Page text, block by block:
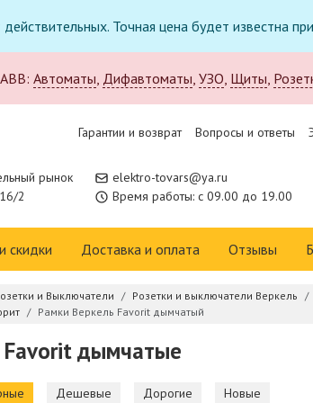
действительных. Точная цена будет
Автоматы, Дифавтоматы, УЗО, Щиты,
Гарантии и возврат Вопросы и ответы
рынок
2
elektro-tovars@ya.ru
Время работы: с 09.00 до 19.00
скидки Доставка и оплата Отзывы
и Выключатели
Розетки и выключатели Веркель
Рамки Веркель Favorit дымчатый
Favorit дымчатые
Дешевые Дорогие Новые